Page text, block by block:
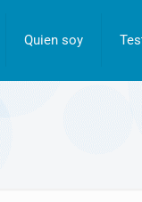
Quien soy